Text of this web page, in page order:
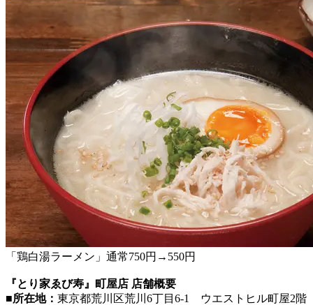
「鶏白湯ラーメン」通常750円→550円
『とり家ゑび寿』町屋店 店舗概要
■所在地： 東京都荒川区荒川6丁目6-1 ウエストヒル町屋2階